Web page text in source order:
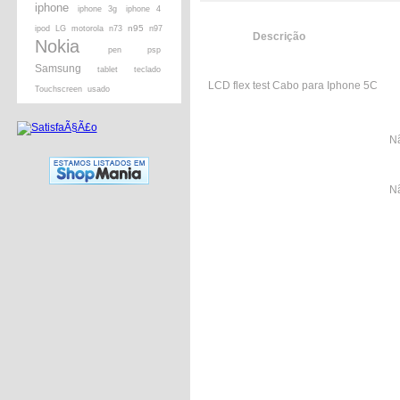
iphone iphone 3g iphone 4
ipod LG motorola n73 n95 n97
Nokia pen psp
Samsung tablet teclado
Touchscreen usado
Descrição
LCD flex test Cabo para Iphone 5C